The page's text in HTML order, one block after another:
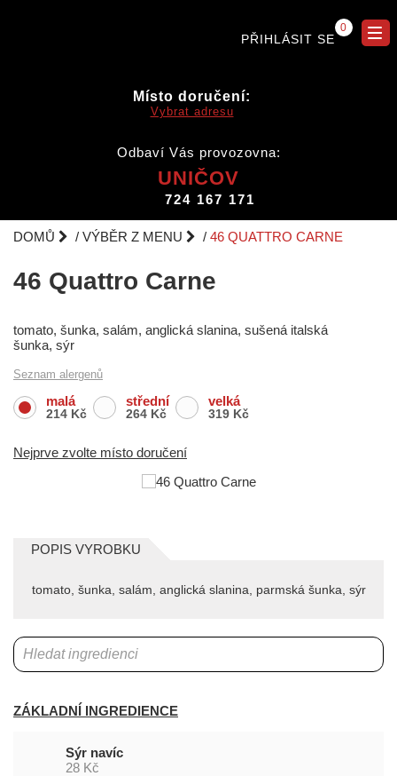
PŘIHLÁSIT SE
0
Místo doručení:
Vybrat adresu
Odbaví Vás provozovna:
UNIČOV
724 167 171
DOMŮ VÝBĚR Z MENU 46 QUATTRO CARNE
46 Quattro Carne
tomato, šunka, salám, anglická slanina, sušená italská
šunka, sýr
Seznam alergenů
malá
214 Kč
střední
264 Kč
velká
319 Kč
Nejprve zvolte místo doručení
POPIS VYROBKU
tomato, šunka, salám, anglická slanina, parmská šunka, sýr
ZÁKLADNÍ INGREDIENCE
Sýr navíc
28 Kč